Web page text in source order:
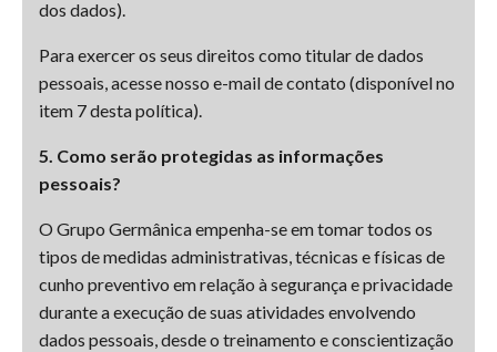
dos dados).
Para exercer os seus direitos como titular de dados
pessoais, acesse nosso e-mail de contato (disponível no
item 7 desta política).
5. Como serão protegidas as informações
pessoais?
O Grupo Germânica empenha-se em tomar todos os
tipos de medidas administrativas, técnicas e físicas de
cunho preventivo em relação à segurança e privacidade
durante a execução de suas atividades envolvendo
dados pessoais, desde o treinamento e conscientização